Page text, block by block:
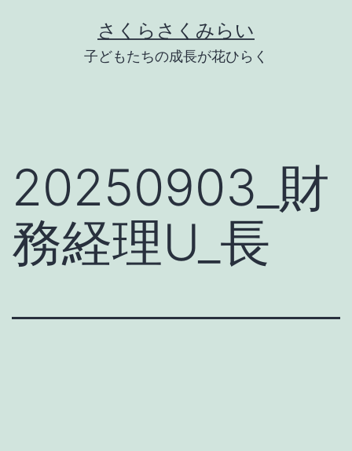
さくらさくみらい
子どもたちの成長が花ひらく
20250903_財
務経理U_長